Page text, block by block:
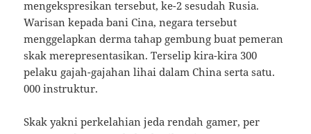
mengekspresikan tersebut, ke-2 sesudah Rusia.
Warisan kepada bani Cina, negara tersebut
menggelapkan derma tahap gembung buat pemeran
skak merepresentasikan. Terselip kira-kira 300
pelaku gajah-gajahan lihai dalam China serta satu.
000 instruktur.
Skak yakni perkelahian jeda rendah gamer, per